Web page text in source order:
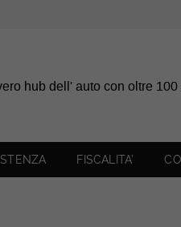
hub dell' auto con oltre
FISCALITA’